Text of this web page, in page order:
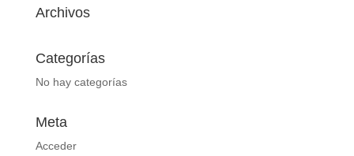
Archivos
Categorías
No hay categorías
Meta
Acceder